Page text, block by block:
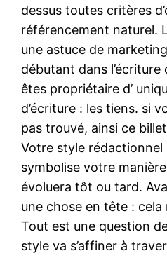
dessus toutes critères
référencement naturel.
une astuce de
débutant dans
êtes propriétaire d’
d’écriture : les tiens. si
pas trouvé, ainsi ce
Votre style rédactionnel
symbolise votre
évoluera tôt ou tard.
une chose en tête : cela
Tout est une question
style va s’affiner à